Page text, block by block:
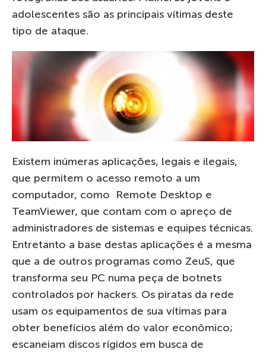
adolescentes são as principais vítimas deste
tipo de ataque.
Existem inúmeras aplicações, legais e ilegais,
que permitem o acesso remoto a um
computador, como Remote Desktop e
TeamViewer, que contam com o apreço de
administradores de sistemas e equipes técnicas.
Entretanto a base destas aplicações é a mesma
que a de outros programas como ZeuS, que
transforma seu PC numa peça de botnets
controlados por hackers. Os piratas da rede
usam os equipamentos de sua vítimas para
obter benefícios além do valor econômico;
escaneiam discos rígidos em busca de